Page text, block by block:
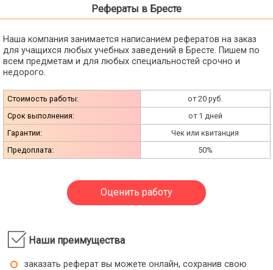
Рефераты в Бресте
Наша компания занимается написанием рефератов на заказ
для учащихся любых учебных заведений в Бресте. Пишем по
всем предметам и для любых специальностей срочно и
недорого.
Стоимость работы:
от 20 руб.
Срок выполнения:
от 1 дней
Гарантии:
Чек или квитанция
Предоплата:
50%
Оценить работу
Наши преимущества
заказать реферат вы можете онлайн, сохранив свою